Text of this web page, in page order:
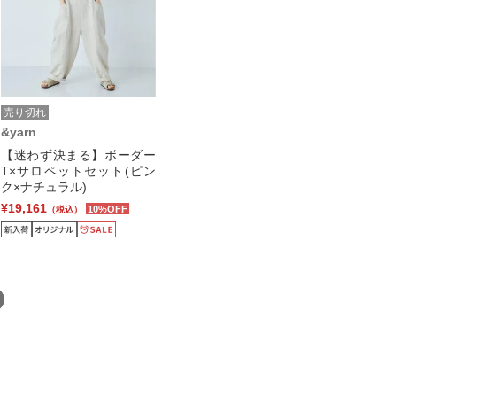
売り切れ
&yarn
【迷わず決まる】ボーダー
T×サロペットセット(ピン
ク×ナチュラル)
¥19,161 （税込） 10%OFF